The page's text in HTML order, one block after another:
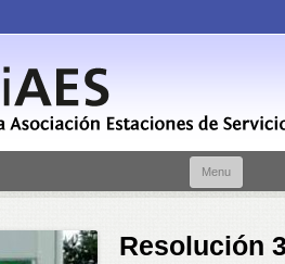
Menu
Resolución